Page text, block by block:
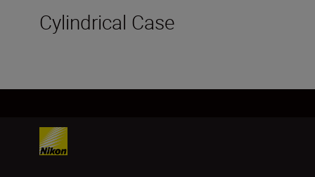
Cylindrical Case